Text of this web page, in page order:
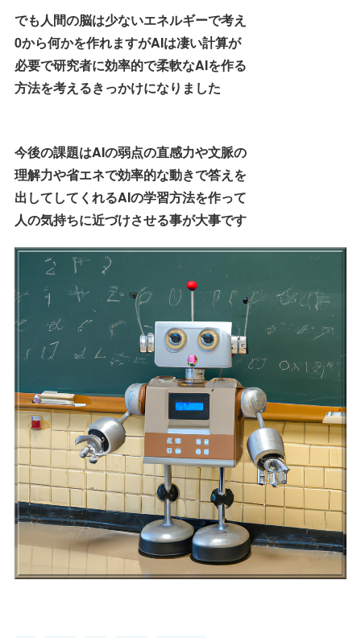
でも人間の脳は少ないエネルギーで考え
0から何かを作れますがAIは凄い計算が
必要で研究者に効率的で柔軟なAIを作る
方法を考えるきっかけになりました
今後の課題はAIの弱点の直感力や文脈の
理解力や省エネで効率的な動きで答えを
出してしてくれるAIの学習方法を作って
人の気持ちに近づけさせる事が大事です